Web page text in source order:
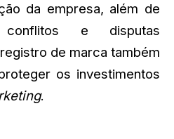
da empresa, além de
e disputas
de marca também
os investimentos
.